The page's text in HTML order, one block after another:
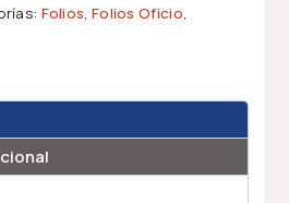
Folios, Folios Oficio,